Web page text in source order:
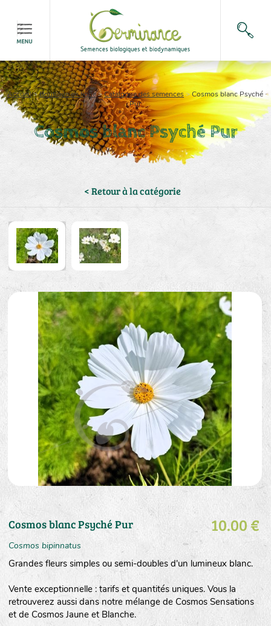
Accueil>Boutique en ligne>Catalogue des semences>Cosmos blanc Psyché
Pur
Cosmos blanc Psyché Pur
< Retour à la catégorie
Cosmos blanc Psyché Pur
Cosmos bipinnatus
10.00 €
Grandes fleurs simples ou semi-doubles d'un lumineux blanc.
Vente exceptionnelle : tarifs et quantités uniques. Vous la
retrouverez aussi dans notre mélange de Cosmos Sensations
et de Cosmos Jaune et Blanche.